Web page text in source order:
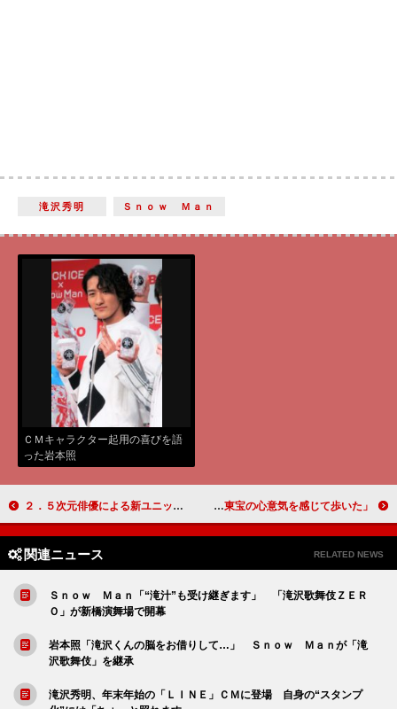
滝沢秀明 Ｓｎｏｗ Ｍａｎ
ＣＭキャラクター起用の喜びを語
った岩本照
２．５次元俳優による新ユニット「ＴＦＧ」がお披露目 赤澤遼太郎「目指せ紅白、目指せ武道館」 渡辺謙、チャン・ツィイーらがゴジラロードを練り歩き 渡辺「ゴジラに懸ける東宝の心意気を感じて歩いた」
関連ニュース RELATED NEWS
Ｓｎｏｗ Ｍａｎ「“滝汁”も受け継ぎます」 「滝沢歌舞伎ＺＥＲ
Ｏ」が新橋演舞場で開幕
岩本照「滝沢くんの脳をお借りして…」 Ｓｎｏｗ Ｍａｎが「滝
沢歌舞伎」を継承
滝沢秀明、年末年始の「ＬＩＮＥ」ＣＭに登場 自身の“スタンプ